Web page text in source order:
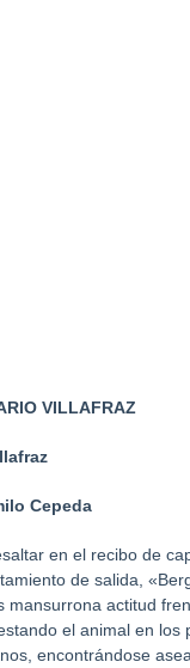
VILLAFRAZ
Cepeda
en el recibo de
de salida,
mansurrona actitud
el animal en
encontrándose